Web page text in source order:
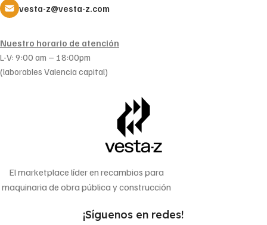
vesta-z@vesta-z.com
Nuestro horario de atención
L-V: 9:00 am – 18:00pm
(laborables Valencia capital)
El marketplace líder en recambios para
maquinaria de obra pública y construcción
¡Síguenos en redes!